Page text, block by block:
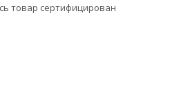
товар сертифицирован